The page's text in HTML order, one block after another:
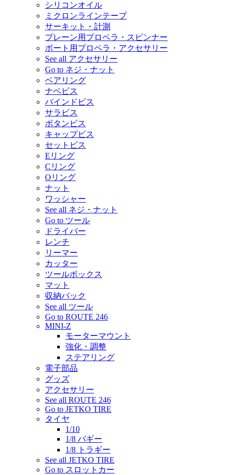
シリコンオイル
ミクロンラインテープ
サーキット・計測
プレーン用プロペラ・スピンナー
ボート用プロペラ・アクセサリー
See all アクセサリー
Go to ネジ・ナット
ベアリング
ナベビス
バインドビス
サラビス
ボタンビス
キャップビス
セットビス
Eリング
Cリング
Oリング
ナット
ワッシャー
See all ネジ・ナット
Go to ツール
ドライバー
レンチ
リーマー
カッター
ツールボックス
マット
収納バック
See all ツール
Go to ROUTE 246
MINI-Z
モーターマウント
強化・調整
ステアリング
電子部品
グッズ
アクセサリー
See all ROUTE 246
Go to JETKO TIRE
タイヤ
1/10
1/8 バギー
1/8 トラギー
See all JETKO TIRE
Go to スロットカー